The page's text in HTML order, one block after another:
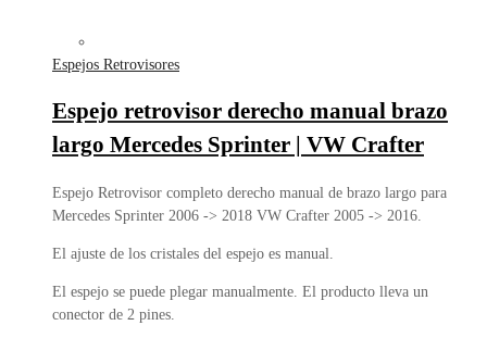
Espejos Retrovisores
Espejo retrovisor derecho manual brazo
largo Mercedes Sprinter | VW Crafter
Espejo Retrovisor completo derecho manual de brazo largo para
Mercedes Sprinter 2006 -> 2018 VW Crafter 2005 -> 2016.
El ajuste de los cristales del espejo es manual.
El espejo se puede plegar manualmente. El producto lleva un
conector de 2 pines.